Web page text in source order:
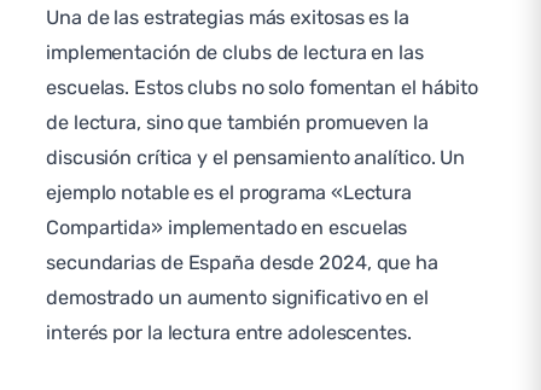
Una de las estrategias más exitosas es la
implementación de clubs de lectura en las
escuelas. Estos clubs no solo fomentan el hábito
de lectura, sino que también promueven la
discusión crítica y el pensamiento analítico. Un
ejemplo notable es el programa «Lectura
Compartida» implementado en escuelas
secundarias de España desde 2024, que ha
demostrado un aumento significativo en el
interés por la lectura entre adolescentes.